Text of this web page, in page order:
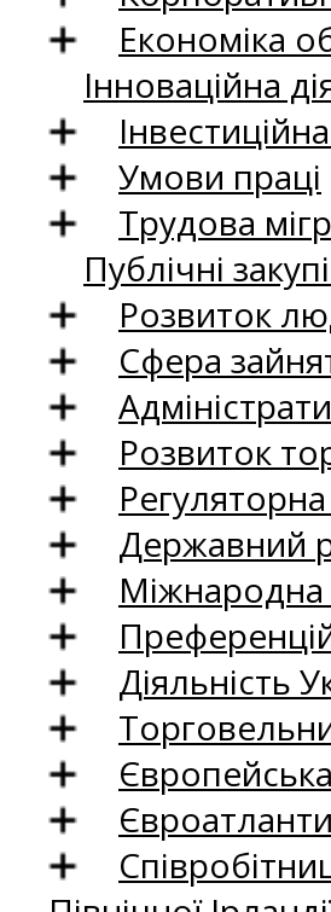
Економіка
Інноваційна
Умови праці
Трудова
Публічні
Розвиток
Сфера
Розвиток
Регуляторна
Державний
Міжнародна
Діяльність
Європейська